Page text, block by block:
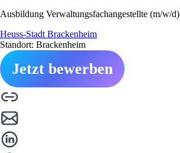
Ausbildung Verwaltungsfachangestellte (m/w/d)
Heuss-Stadt Brackenheim
Standort: Brackenheim
Jetzt bewerben